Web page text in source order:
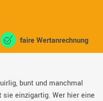
faire Wertanrechnung
bunt und manchmal
einzigartig. Wer hier eine